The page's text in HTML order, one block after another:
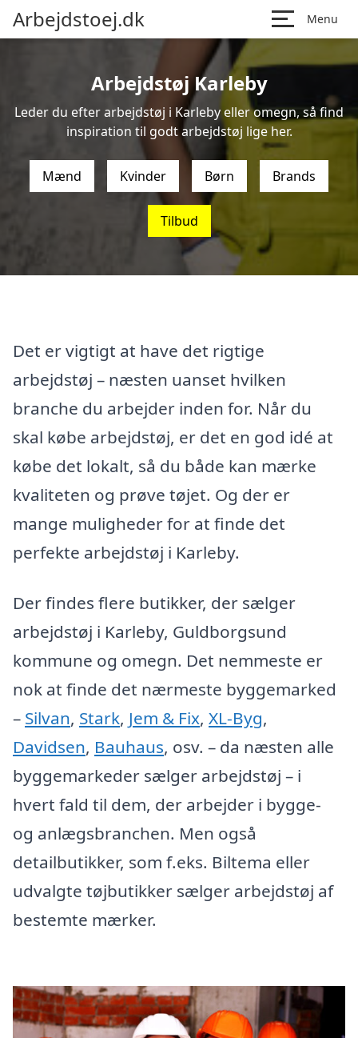
Arbejdstoej.dk Menu
Arbejdstøj Karleby
Leder du efter arbejdstøj i Karleby eller omegn, så find
inspiration til godt arbejdstøj lige her.
Mænd Kvinder Børn Brands
Tilbud
Det er vigtigt at have det rigtige
arbejdstøj – næsten uanset hvilken
branche du arbejder inden for. Når du
skal købe arbejdstøj, er det en god idé at
købe det lokalt, så du både kan mærke
kvaliteten og prøve tøjet. Og der er
mange muligheder for at finde det
perfekte arbejdstøj i Karleby.
Der findes flere butikker, der sælger
arbejdstøj i Karleby, Guldborgsund
kommune og omegn. Det nemmeste er
nok at finde det nærmeste byggemarked
– Silvan, Stark, Jem & Fix, XL-Byg,
Davidsen, Bauhaus, osv. – da næsten alle
byggemarkeder sælger arbejdstøj – i
hvert fald til dem, der arbejder i bygge-
og anlægsbranchen. Men også
detailbutikker, som f.eks. Biltema eller
udvalgte tøjbutikker sælger arbejdstøj af
bestemte mærker.